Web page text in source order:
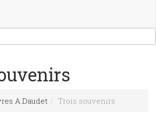
A.Daudet Trois souvenirs